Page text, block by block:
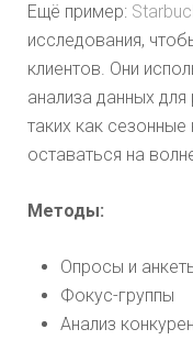
Ещё пример:
исследования,
клиентов. Они
анализа данных
таких как сезонные
оставаться на
Методы:
Опросы и
Фокус-группы
Анализ